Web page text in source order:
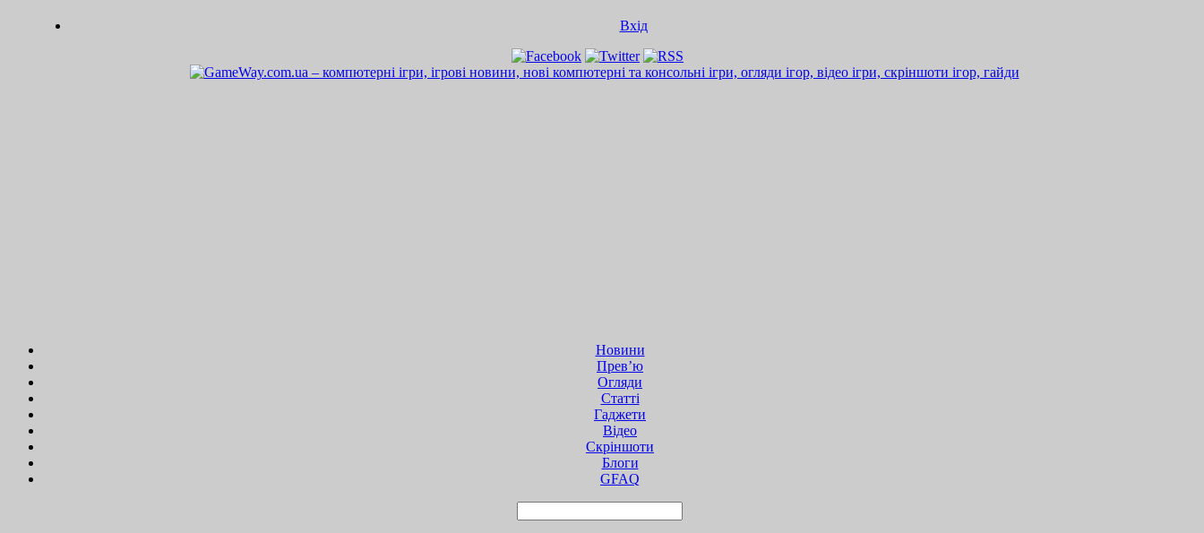
Вхід
Новини
Прев’ю
Огляди
Статті
Гаджети
Відео
Cкріншоти
Блоги
GFAQ